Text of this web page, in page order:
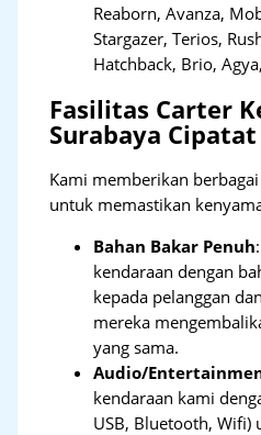
Reaborn, Avanza,
Stargazer, Terios,
Hatchback, Brio,
Fasilitas Carter
Surabaya Cipatat
Kami memberikan
untuk memastikan
Bahan Bakar Penuh
kendaraan dengan
kepada pelanggan
mereka
yang sama.
Audio/
kendaraan kami
USB, Bluetooth,